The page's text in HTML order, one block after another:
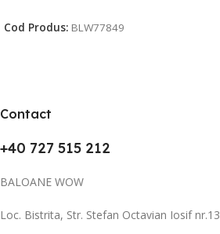
Cod Produs: BLW77849
Contact
+40 727 515 212
BALOANE WOW
Loc. Bistrita, Str. Stefan Octavian Iosif nr.13